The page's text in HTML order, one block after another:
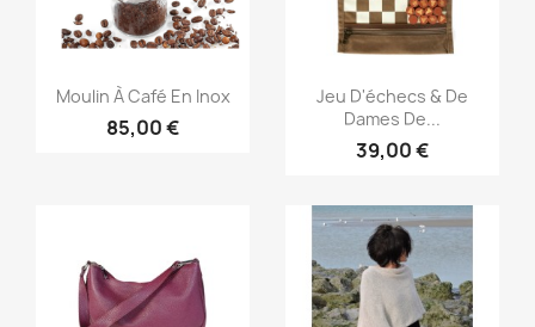
Aperçu rapide
Moulin À Café En Inox
85,00 €
Aperçu rapide
Jeu D'échecs & De
Dames De...
39,00 €